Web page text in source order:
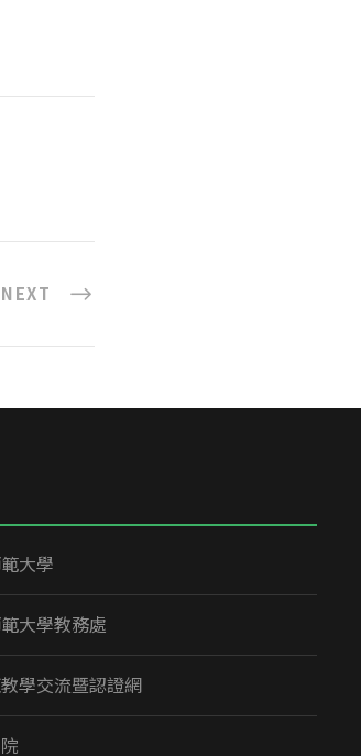
NEXT
大學
大學教務處
學交流暨認證網